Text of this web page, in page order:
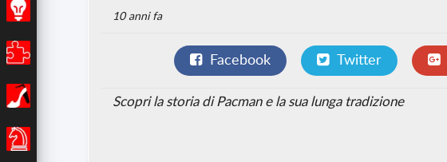
10 anni fa
Facebook Twitter
Scopri la storia di Pacman e la sua lunga tradizione